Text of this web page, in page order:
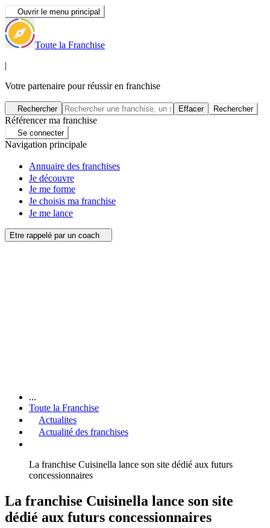
Ouvrir le menu principal
Toute la Franchise
|
Votre partenaire pour réussir en franchise
Rechercher Effacer Rechercher
Référencer ma franchise
Se connecter
Navigation principale
Annuaire des franchises
Je découvre
Je me forme
Je choisis ma franchise
Je me lance
Etre rappelé par un coach
...
Toute la Franchise
Actualites
Actualité des franchises
La franchise Cuisinella lance son site dédié aux futurs
concessionnaires
La franchise Cuisinella lance son site
dédié aux futurs concessionnaires